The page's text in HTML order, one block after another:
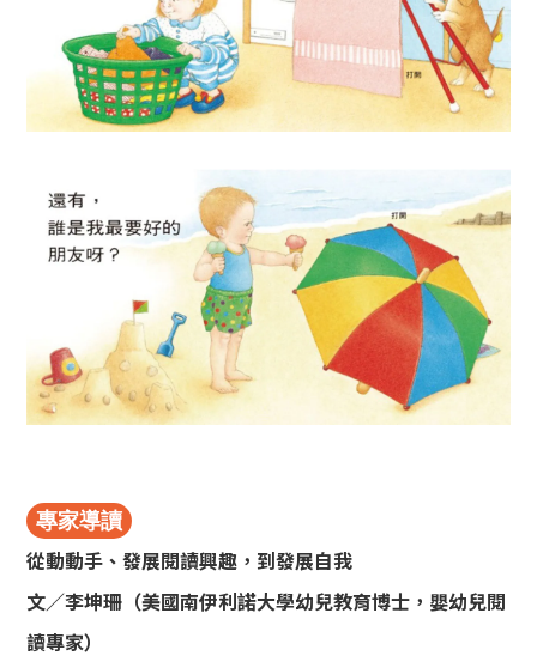
專家導讀
從動動手、發展閱讀興趣，到發展自我
文／李坤珊（美國南伊利諾大學幼兒教育博士，嬰幼兒閱
讀專家）